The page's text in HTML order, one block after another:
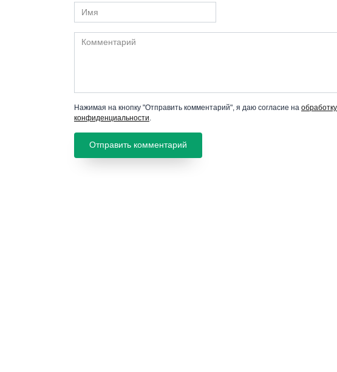
Имя
Комментарий
Нажимая на кнопку "Отправить комментарий", я даю согласие на
конфиденциальности.